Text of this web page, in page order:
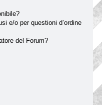
e/o per questioni d’ordine
del Forum?